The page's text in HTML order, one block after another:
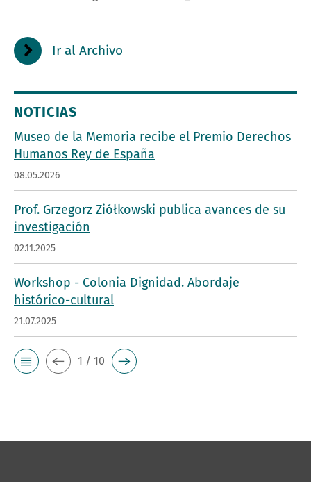
Ir al Archivo
NOTICIAS
Museo de la Memoria recibe el Premio Derechos
Humanos Rey de España
08.05.2026
Prof. Grzegorz Ziółkowski publica avances de su
investigación
02.11.2025
Workshop - Colonia Dignidad. Abordaje
histórico-cultural
21.07.2025
1 / 10